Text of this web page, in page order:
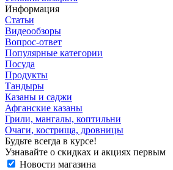
Информация
Статьи
Видеообзоры
Вопрос-ответ
Популярные категории
Посуда
Продукты
Тандыры
Казаны и саджи
Афганские казаны
Грили, мангалы, коптильни
Очаги, кострища, дровницы
Будьте всегда в курсе!
Узнавайте о скидках и акциях первым
Новости магазина